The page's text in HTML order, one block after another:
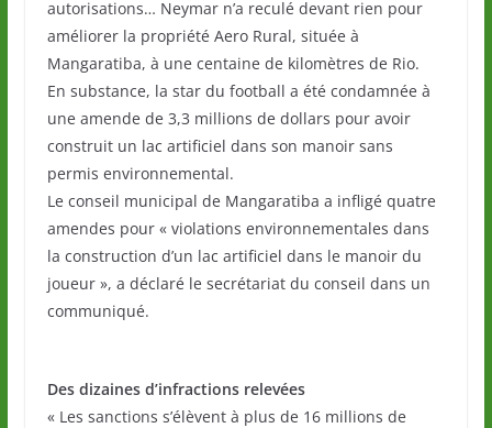
autorisations… Neymar n’a reculé devant rien pour
améliorer la propriété Aero Rural, située à
Mangaratiba, à une centaine de kilomètres de Rio.
En substance, la star du football a été condamnée à
une amende de 3,3 millions de dollars pour avoir
construit un lac artificiel dans son manoir sans
permis environnemental.
Le conseil municipal de Mangaratiba a infligé quatre
amendes pour « violations environnementales dans
la construction d’un lac artificiel dans le manoir du
joueur », a déclaré le secrétariat du conseil dans un
communiqué.
Des dizaines d’infractions relevées
« Les sanctions s’élèvent à plus de 16 millions de